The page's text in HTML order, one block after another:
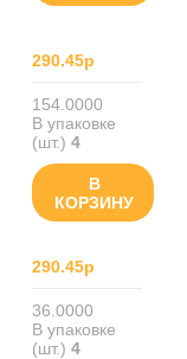
290.45р
154.0000
В упаковке
(шт.)4
В
КОРЗИНУ
290.45р
36.0000
В упаковке
(шт.)4